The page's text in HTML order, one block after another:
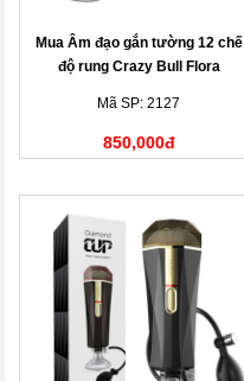
Mua Âm đạo gắn tường 12 chế
độ rung Crazy Bull Flora
Mã SP: 2127
850,000đ